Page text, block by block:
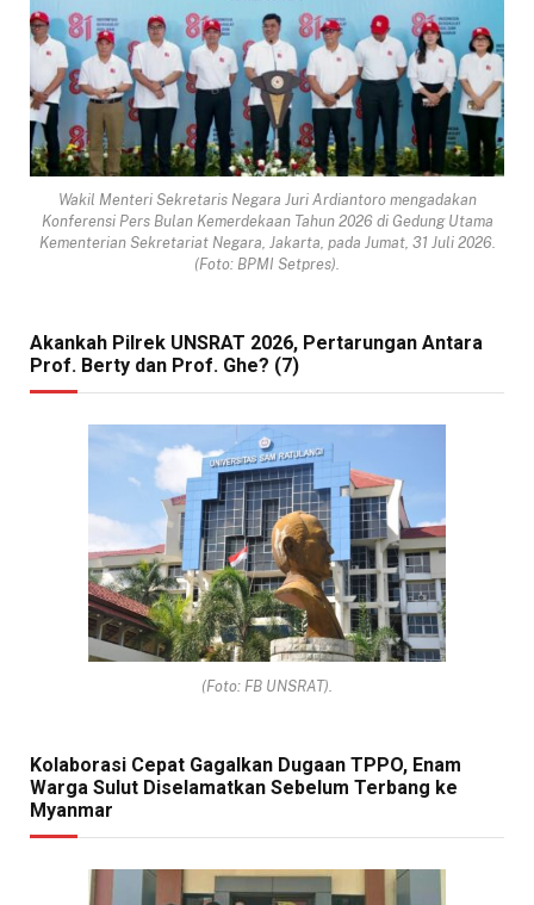
Wakil Menteri Sekretaris Negara Juri Ardiantoro mengadakan
Konferensi Pers Bulan Kemerdekaan Tahun 2026 di Gedung Utama
Kementerian Sekretariat Negara, Jakarta, pada Jumat, 31 Juli 2026.
(Foto: BPMI Setpres).
Akankah Pilrek UNSRAT 2026, Pertarungan Antara
Prof. Berty dan Prof. Ghe? (7)
(Foto: FB UNSRAT).
Kolaborasi Cepat Gagalkan Dugaan TPPO, Enam
Warga Sulut Diselamatkan Sebelum Terbang ke
Myanmar